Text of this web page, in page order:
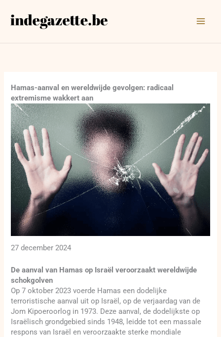
naar
Hamas-aanval en wereldwijde gevolgen: radicaal
extremisme wakkert aan
27 december 2024
De aanval van Hamas op Israël veroorzaakt wereldwijde
schokgolven
Op 7 oktober 2023 voerde Hamas een dodelijke
terroristische aanval uit op Israël, op de verjaardag van de
Jom Kipoeroorlog in 1973. Deze aanval, de dodelijkste op
Israëlisch grondgebied sinds 1948, leidde tot een massale
respons van Israël en veroorzaakte sterke mondiale